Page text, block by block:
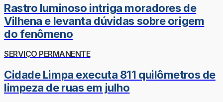
Rastro luminoso intriga moradores de
Vilhena e levanta dúvidas sobre origem
do fenômeno
SERVIÇO PERMANENTE
Cidade Limpa executa 811 quilômetros de
limpeza de ruas em julho